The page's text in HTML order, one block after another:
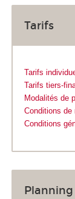
Tarifs
Tarifs
Tarifs tiers-
Modalités de
Conditions de
Conditions